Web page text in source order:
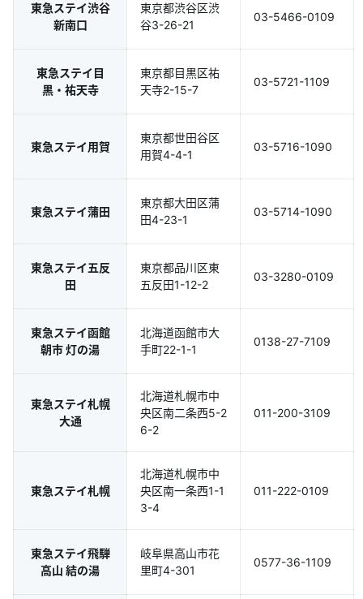
東急ステイ渋谷
新南口
東京都渋谷区渋
谷3-26-21
03-5466-0109
東急ステイ目
黒・祐天寺
東京都目黒区祐
天寺2-15-7
03-5721-1109
東急ステイ用賀
東京都世田谷区
用賀4-4-1
03-5716-1090
東急ステイ蒲田
東京都大田区蒲
田4-23-1
03-5714-1090
東急ステイ五反
田
東京都品川区東
五反田1-12-2
03-3280-0109
東急ステイ函館
朝市 灯の湯
北海道函館市大
手町22-1-1
0138-27-7109
東急ステイ札幌
大通
北海道札幌市中
央区南二条西5-2
6-2
011-200-3109
東急ステイ札幌
北海道札幌市中
央区南一条西1-1
3-4
011-222-0109
東急ステイ飛騨
高山 結の湯
岐阜県高山市花
⾥町4-301
0577-36-1109